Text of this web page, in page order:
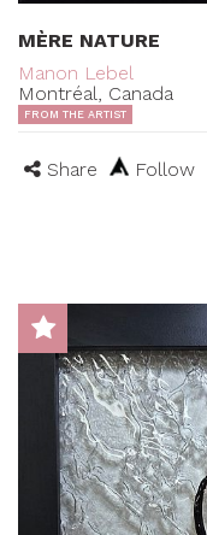
MÈRE NATURE
Manon Lebel
Montréal, Canada
FROM THE ARTIST
Share Follow